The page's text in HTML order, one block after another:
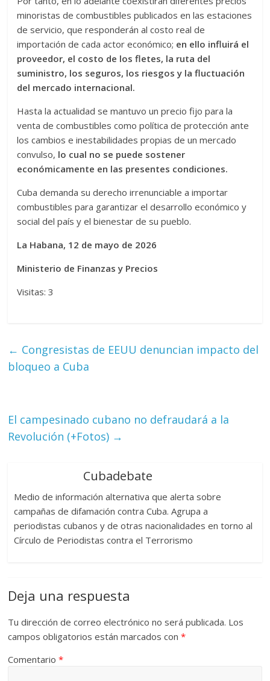
minoristas de combustibles publicados en las estaciones
de servicio, que responderán al costo real de
importación de cada actor económico; en ello influirá el
proveedor, el costo de los fletes, la ruta del
suministro, los seguros, los riesgos y la fluctuación
del mercado internacional.
Hasta la actualidad se mantuvo un precio fijo para la
venta de combustibles como política de protección ante
los cambios e inestabilidades propias de un mercado
convulso, lo cual no se puede sostener
económicamente en las presentes condiciones.
Cuba demanda su derecho irrenunciable a importar
combustibles para garantizar el desarrollo económico y
social del país y el bienestar de su pueblo.
La Habana, 12 de mayo de 2026
Ministerio de Finanzas y Precios
Visitas: 3
← Congresistas de EEUU denuncian impacto del
bloqueo a Cuba
El campesinado cubano no defraudará a la
Revolución (+Fotos) →
Cubadebate
Medio de información alternativa que alerta sobre
campañas de difamación contra Cuba. Agrupa a
periodistas cubanos y de otras nacionalidades en torno al
Círculo de Periodistas contra el Terrorismo
Deja una respuesta
Tu dirección de correo electrónico no será publicada. Los
campos obligatorios están marcados con*
Comentario*